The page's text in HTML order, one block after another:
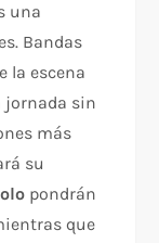
una
Bandas
la escena
jornada sin
más
su
pondrán
que